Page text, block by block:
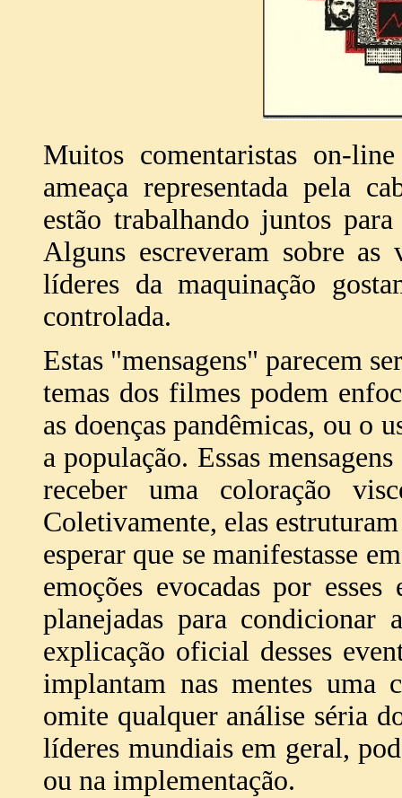
Muitos comentaristas on-
ameaça representada pela
estão trabalhando juntos
Alguns escreveram sobre as
líderes da maquinação
controlada.
Estas "mensagens" parecem
temas dos filmes podem
as doenças pandêmicas, ou o
a população. Essas
receber uma coloração
Coletivamente, elas
esperar que se manifestasse
emoções evocadas por
planejadas para condicionar
explicação oficial desses
implantam nas mentes uma
omite qualquer análise séria
líderes mundiais em geral,
ou na implementação.